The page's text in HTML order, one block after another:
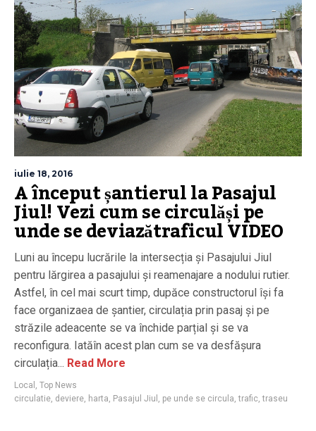
iulie 18, 2016
A început șantierul la Pasajul
Jiul! Vezi cum se circulăși pe
unde se deviazătraficul VIDEO
Luni au începu lucrările la intersecția și Pasajului Jiul
pentru lărgirea a pasajului și reamenajare a nodului rutier.
Astfel, în cel mai scurt timp, dupăce constructorul își fa
face organizaea de șantier, circulația prin pasaj și pe
străzile adeacente se va închide parțial și se va
reconfigura. Iatăîn acest plan cum se va desfășura
circulația... Read More
Local , Top News
circulatie, deviere, harta, Pasajul Jiul , pe unde se circula,trafic,traseu